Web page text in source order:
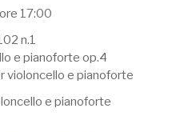
17:00
n.1
e pianoforte op.4
violoncello e pianoforte
e pianoforte